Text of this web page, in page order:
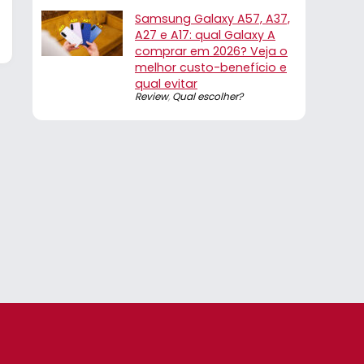
Samsung Galaxy A57, A37,
A27 e A17: qual Galaxy A
comprar em 2026? Veja o
melhor custo-benefício e
qual evitar
Review, Qual escolher?